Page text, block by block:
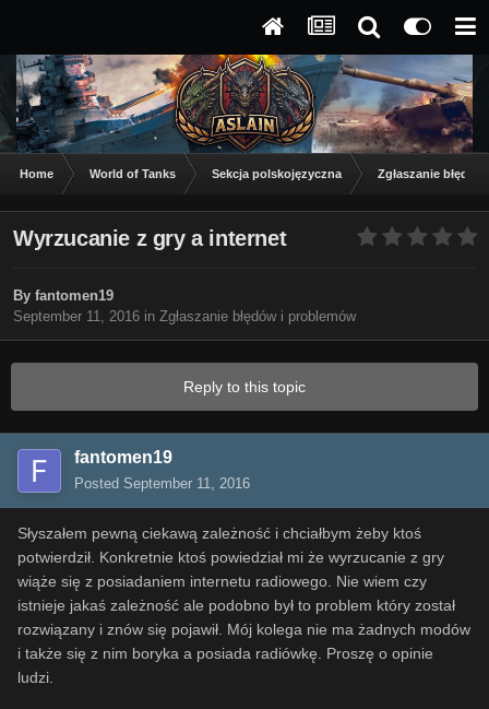
Home World of Tanks Sekcja polskojęzyczna Zgłaszanie
Wyrzucanie z gry a internet
By fantomen19
September 11, 2016 in Zgłaszanie błędów i problemów
Reply to this topic
fantomen19
Posted September 11, 2016
Słyszałem pewną ciekawą zależność i chciałbym żeby ktoś
potwierdził. Konkretnie ktoś powiedział mi że wyrzucanie z gry
wiąże się z posiadaniem internetu radiowego. Nie wiem czy
istnieje jakaś zależność ale podobno był to problem który został
rozwiązany i znów się pojawił. Mój kolega nie ma żadnych modów
i także się z nim boryka a posiada radiówkę. Proszę o opinie
ludzi.